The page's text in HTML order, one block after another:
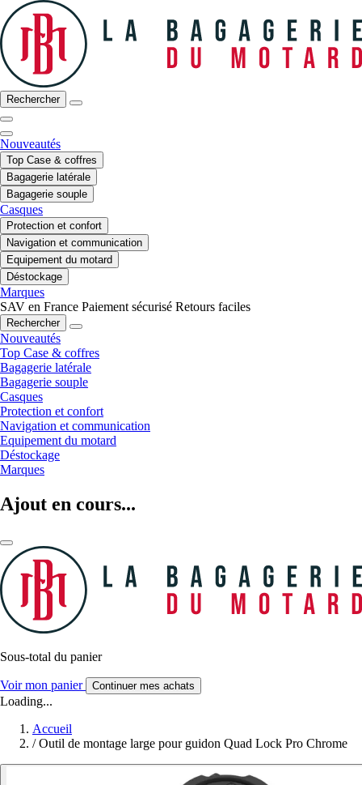
Rechercher
Nouveautés
Top Case & coffres
Bagagerie latérale
Bagagerie souple
Casques
Protection et confort
Navigation et communication
Equipement du motard
Déstockage
Marques
SAV en France Paiement sécurisé Retours faciles
Rechercher
Nouveautés
Top Case & coffres
Bagagerie latérale
Bagagerie souple
Casques
Protection et confort
Navigation et communication
Equipement du motard
Déstockage
Marques
Ajout en cours...
Sous-total du panier
Voir mon panier Continuer mes achats
Loading...
Accueil
/ Outil de montage large pour guidon Quad Lock Pro Chrome